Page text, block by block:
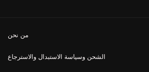
من نحن
الشحن وسياسة الاستبدال والاسترجاع